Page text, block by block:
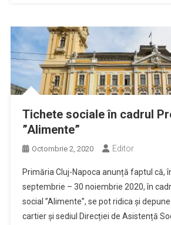
Tichete sociale în cadrul
”Alimente”
Octombrie 2, 2020 Editor
Primăria Cluj-Napoca anunță faptul că,
septembrie – 30 noiembrie 2020, în
social ”Alimente”, se pot ridica și
cartier și sediul Direcției de Asistență